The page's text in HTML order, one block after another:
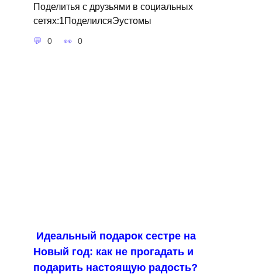
Поделитья с друзьями в социальных
сетях:1ПоделилсяЭустомы
0 0
Идеальный подарок сестре на
Новый год: как не прогадать и
подарить настоящую радость?